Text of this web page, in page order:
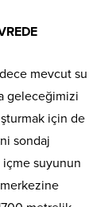
mevcut su
geleceğimizi
için de
sondaj
suyunun